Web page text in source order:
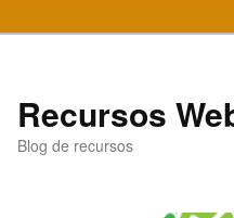
Recursos
Blog de recursos